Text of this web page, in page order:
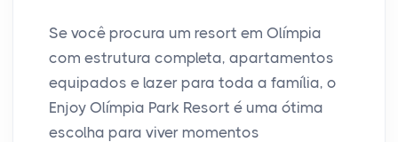
Se você procura um resort em Olímpia
com estrutura completa, apartamentos
equipados e lazer para toda a família, o
Enjoy Olímpia Park Resort é uma ótima
escolha para viver momentos